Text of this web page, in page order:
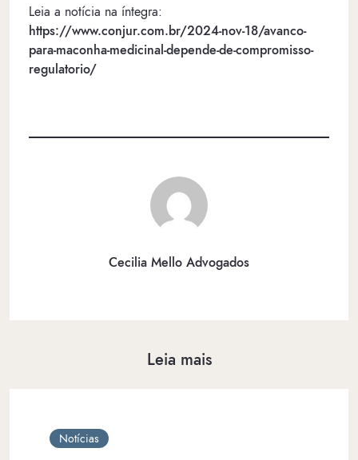
Leia a notícia na íntegra:
https://www.conjur.com.br/2024-nov-18/avanco-
para-maconha-medicinal-depende-de-compromisso-
regulatorio/
Cecilia Mello Advogados
Leia mais
Notícias